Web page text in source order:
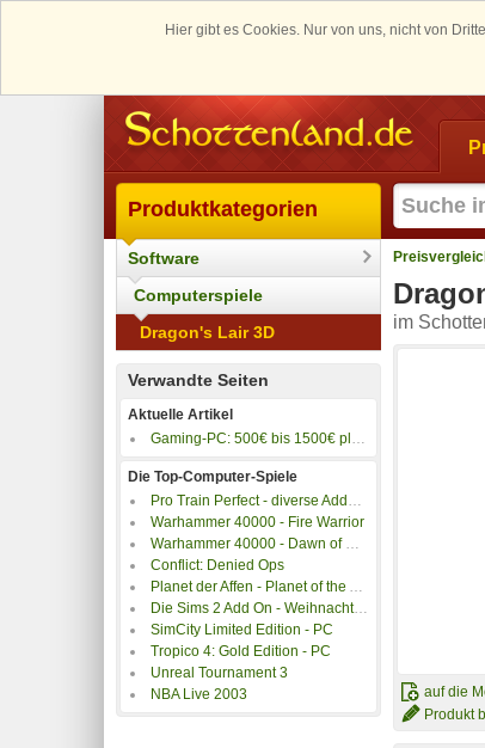
Hier gibt es Cookies. Nur von uns, nicht von
Produktkategorien
Software
Computerspiele
Dragon's Lair 3D
Verwandte Seiten
Aktuelle Artikel
Gaming-PC: 500€ bis 1500€ plus 4K-Gaming PC
Die Top-Computer-Spiele
Pro Train Perfect - diverse Addons
Warhammer 40000 - Fire Warrior
Warhammer 40000 - Dawn of War - Winter Assault Add On
Conflict: Denied Ops
Planet der Affen - Planet of the Apes
Die Sims 2 Add On - Weihnachts Pack
SimCity Limited Edition - PC
Tropico 4: Gold Edition - PC
Unreal Tournament 3
NBA Live 2003
im
auf die
Produkt